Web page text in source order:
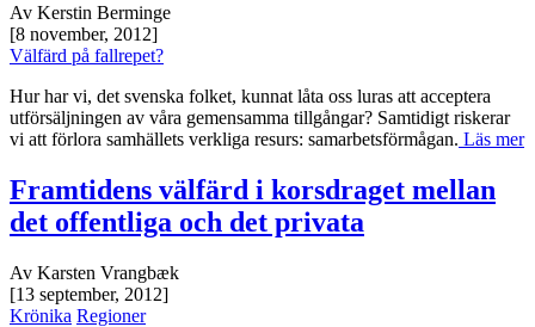
Av Kerstin Berminge
[8 november, 2012]
Välfärd på fallrepet?
Hur har vi, det svenska folket, kunnat låta oss luras att acceptera
utförsäljningen av våra gemensamma tillgångar? Samtidigt riskerar
vi att förlora samhällets verkliga resurs: samarbetsförmågan. Läs mer
Framtidens välfärd i korsdraget mellan
det offentliga och det privata
Av Karsten Vrangbæk
[13 september, 2012]
Krönika Regioner